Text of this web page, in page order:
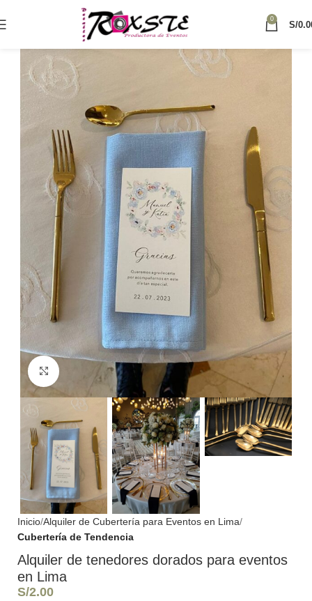
0
S/
Haga Click para agrandar
Inicio Alquiler de Cubertería para Eventos en Lima
Cubertería de Tendencia
Alquiler de tenedores dorados para eventos
en Lima
S/2.00